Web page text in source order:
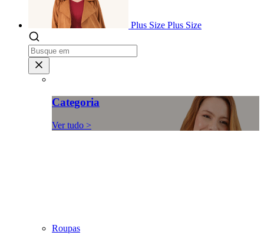
Plus Size Plus Size
Categoria
Ver tudo >
Roupas